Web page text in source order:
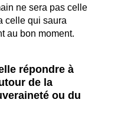
ne sera pas celle
celle qui saura
au bon moment.
répondre à
de la
ou du